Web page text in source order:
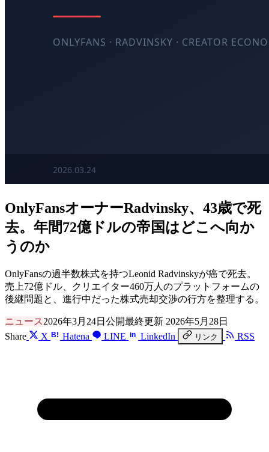
OnlyFansオーナーRadvinsky、43歳で死
去。年間72億ドルの帝国はどこへ向か
うのか
OnlyFansの過半数株式を持つLeonid Radvinskyが癌で死去。
売上72億ドル、クリエイター460万人のプラットフォームの
後継問題と、進行中だった株式売却交渉の行方を整理する。
ニュース2026年3月24日公開最終更新 2026年5月28日
Share
X B! Hatena LINE in LinkedIn リンク RSS